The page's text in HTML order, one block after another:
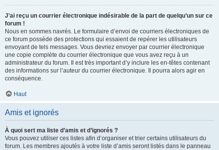
J’ai reçu un courrier électronique indésirable de la part de quelqu’un sur ce
forum !
Nous en sommes navrés. Le formulaire d’envoi de courriers électroniques de
ce forum possède des protections qui essaient de repérer les utilisateurs
envoyant de tels messages. Vous devriez envoyer par courrier électronique
une copie complète du courrier électronique que vous avez reçu à un
administrateur du forum. Il est très important d’y inclure les en-têtes contenant
des informations sur l’auteur du courrier électronique. Il pourra alors agir en
conséquence.
Haut
Amis et ignorés
À quoi sert ma liste d’amis et d’ignorés ?
Vous pouvez utiliser ces listes afin d’organiser et trier certains utilisateurs du
forum. Les membres ajoutés à votre liste d’amis seront listés dans le panneau